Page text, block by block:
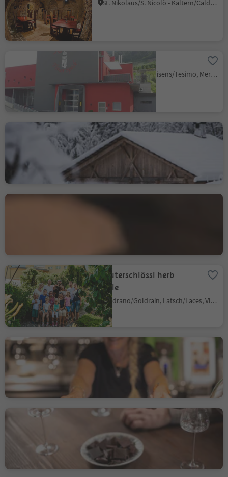
St. Nikolaus/S. Nicolò - Kaltern/Caldaro, Kaltern an der Weinstraße/Caldaro sulla Strada del Vino, Alto Adige Wine Road
Tisner Speck
Narano/Naraun, Tisens/Tesimo, Meran/Merano and environs
Forge
Walcher
Kräuterschlössl herb
castle
Coldrano/Goldrain, Latsch/Laces, Vinschgau/Val Venosta
Gatterer bakery-
confectionery with café
Schwarz Distillery